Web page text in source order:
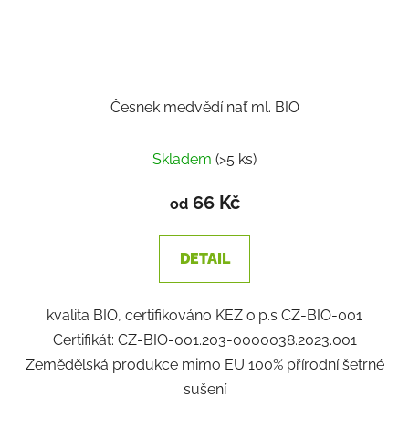
Česnek medvědí nať ml. BIO
Skladem (>5 ks)
od66 Kč
DETAIL
kvalita BIO, certifikováno KEZ o.p.s CZ-BIO-001
Certifikát: CZ-BIO-001.203-0000038.2023.001
Zemědělská produkce mimo EU 100% přírodní šetrné
sušení